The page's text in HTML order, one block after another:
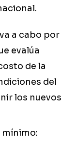
a cabo por
evalúa
de la
del
los nuevos
mínimo: